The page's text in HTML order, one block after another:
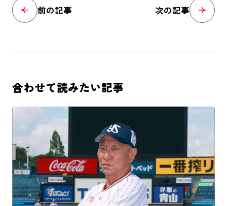
前の記事 次の記事
合わせて読みたい記事